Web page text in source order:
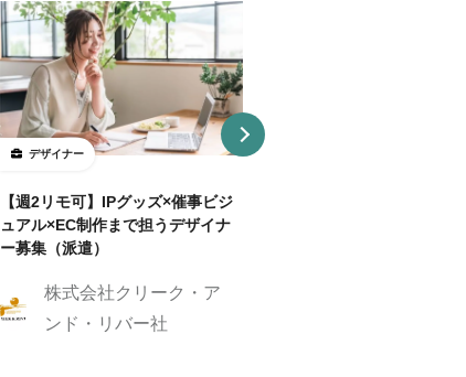
デザイナー
【週2リモ可】IPグッズ×催事ビジ
ュアル×EC制作まで担うデザイナ
ー募集（派遣）
株式会社クリーク・ア
ンド・リバー社